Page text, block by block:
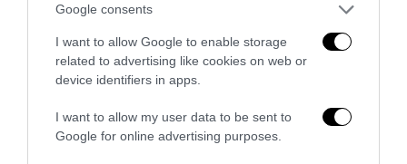
Google consents
I want to allow Google to enable storage
related to advertising like cookies on web or
device identifiers in apps.
I want to allow my user data to be sent to
Google for online advertising purposes.
Senso del sacro, fiuto del gol: Mikel Merino e una